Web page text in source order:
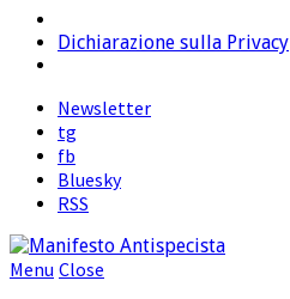
Dichiarazione sulla Privacy
Newsletter
tg
fb
Bluesky
RSS
Menu Close